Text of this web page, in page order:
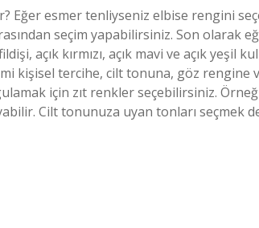
Eğer esmer tenliyseniz elbise rengini
seçim yapabilirsiniz. Son olarak
açık kırmızı, açık mavi ve açık yeşil
kişisel tercihe, cilt tonuna, göz rengine
için zıt renkler seçebilirsiniz.
Cilt tonunuza uyan tonları seçmek